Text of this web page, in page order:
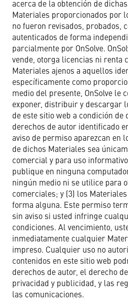
acerca de la obtención de
Materiales proporcionados por
no fueron revisados, probados,
autenticados de forma
parcialmente por OnSolve.
vende, otorga licencias ni renta
Materiales ajenos a aquellos
específicamente como
medio del presente, OnSolve le
exponer, distribuir y descargar
de este sitio web a condición de
derechos de autor identificado
aviso de permiso aparezcan en
de dichos Materiales sea
comercial y para uso
publique en ninguna
ningún medio ni se utilice para
comerciales; y (3) los
forma alguna. Este permiso
sin aviso si usted infringe
condiciones. Al vencimiento,
inmediatamente cualquier
impreso. Cualquier uso no
contenidos en este sitio web
derechos de autor, el derecho
privacidad y publicidad, y las
las comunicaciones.